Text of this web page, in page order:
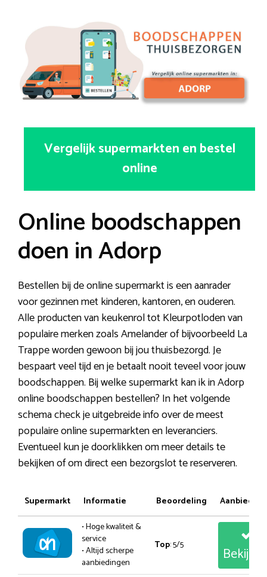
Vergelijk supermarkten en bestel
online
Online boodschappen
doen in Adorp
Bestellen bij de online supermarkt is een aanrader
voor gezinnen met kinderen, kantoren, en ouderen.
Alle producten van keukenrol tot Kleurpotloden van
populaire merken zoals Amelander of bijvoorbeeld La
Trappe worden gewoon bij jou thuisbezorgd. Je
bespaart veel tijd en je betaalt nooit teveel voor jouw
boodschappen. Bij welke supermarkt kan ik in Adorp
online boodschappen bestellen? In het volgende
schema check je uitgebreide info over de meest
populaire online supermarkten en leveranciers.
Eventueel kun je doorklikken om meer details te
bekijken of om direct een bezorgslot te reserveren.
Supermarkt Informatie Beoordeling
• Hoge kwaliteit &
service
• Altijd scherpe
aanbiedingen
Top: 5/5